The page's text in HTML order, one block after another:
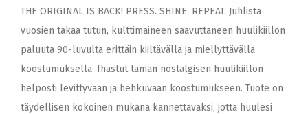
THE ORIGINAL IS BACK! PRESS. SHINE. REPEAT. Juhlista
vuosien takaa tutun, kulttimaineen saavuttaneen huulikiillon
paluuta 90-luvulta erittäin kiiltävällä ja miellyttävällä
koostumuksella. Ihastut tämän nostalgisen huulikiillon
helposti levittyvään ja hehkuvaan koostumukseen. Tuote on
täydellisen kokoinen mukana kannettavaksi, jotta huulesi